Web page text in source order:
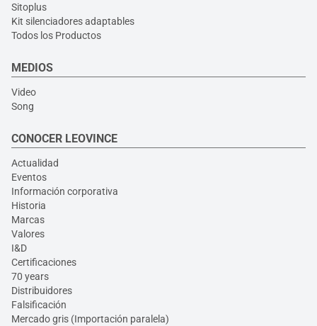
Sitoplus
Kit silenciadores adaptables
Todos los Productos
MEDIOS
Video
Song
CONOCER LEOVINCE
Actualidad
Eventos
Información corporativa
Historia
Marcas
Valores
I&D
Certificaciones
70 years
Distribuidores
Falsificación
Mercado gris (Importación paralela)